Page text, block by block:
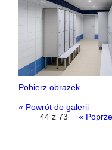
Pobierz obrazek
« Powrót do galerii
44 z 73
«